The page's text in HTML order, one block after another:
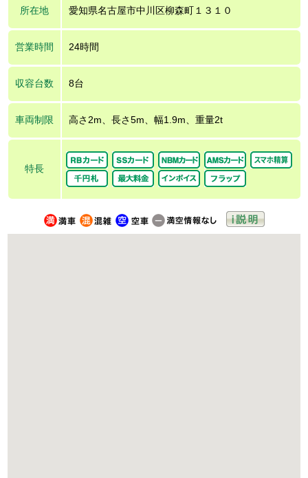
所在地 愛知県名古屋市中川区柳森町１３１０
営業時間 24時間
収容台数 8台
車両制限 高さ2m、長さ5m、幅1.9m、重量2t
特長